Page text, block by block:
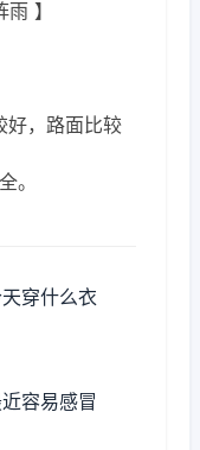
】
好，路面比较
。
穿什么衣
容易感冒